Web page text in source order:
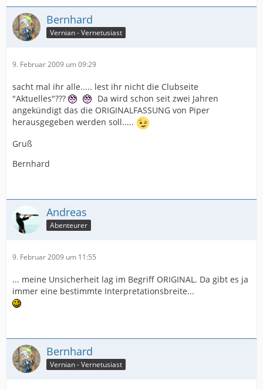
Bernhard
Vernian - Vernetusiast
9. Februar 2009 um 09:29
sacht mal ihr alle..... lest ihr nicht die Clubseite
"Aktuelles"???
Da wird schon seit zwei Jahren
angekündigt das die ORIGINALFASSUNG von Piper
herausgegeben werden soll.....
Gruß
Bernhard
Andreas
Abenteurer
9. Februar 2009 um 11:55
... meine Unsicherheit lag im Begriff ORIGINAL. Da gibt es ja
immer eine bestimmte Interpretationsbreite...
Bernhard
Vernian - Vernetusiast